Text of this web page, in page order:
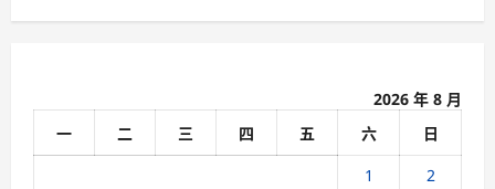
i
2026 年 8 月
一
二 三 四 五 六
日
1
2